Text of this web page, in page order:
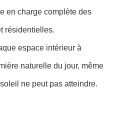
en charge complète des
résidentielles.
espace intérieur à
naturelle du jour, même
ne peut pas atteindre.